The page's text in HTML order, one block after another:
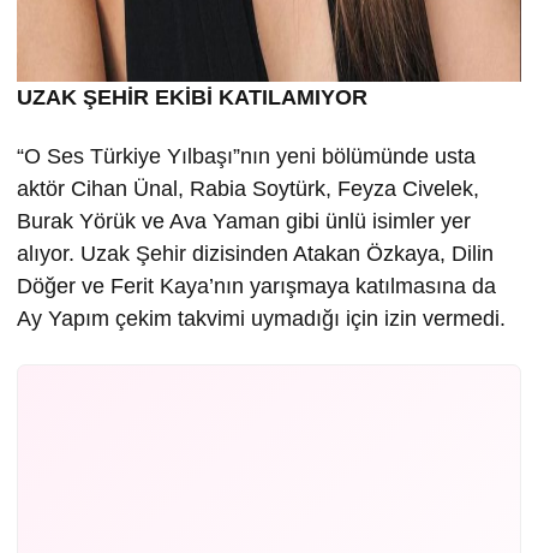
UZAK ŞEHİR EKİBİ KATILAMIYOR
“O Ses Türkiye Yılbaşı”nın yeni bölümünde usta
aktör Cihan Ünal, Rabia Soytürk, Feyza Civelek,
Burak Yörük ve Ava Yaman gibi ünlü isimler yer
alıyor. Uzak Şehir dizisinden Atakan Özkaya, Dilin
Döğer ve Ferit Kaya’nın yarışmaya katılmasına da
Ay Yapım çekim takvimi uymadığı için izin vermedi.